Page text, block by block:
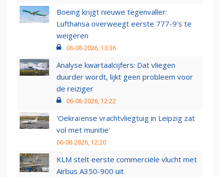
Boeing krijgt nieuwe tegenvaller:
Lufthansa overweegt eerste 777-9’s te
weigeren
06-08-2026, 13:36
Analyse kwartaalcijfers: Dat vliegen
duurder wordt, lijkt geen probleem voor
de reiziger
06-08-2026, 12:22
'Oekraïense vrachtvliegtuig in Leipzig zat
vol met munitie'
06-08-2026, 12:20
KLM stelt eerste commerciële vlucht met
Airbus A350-900 uit